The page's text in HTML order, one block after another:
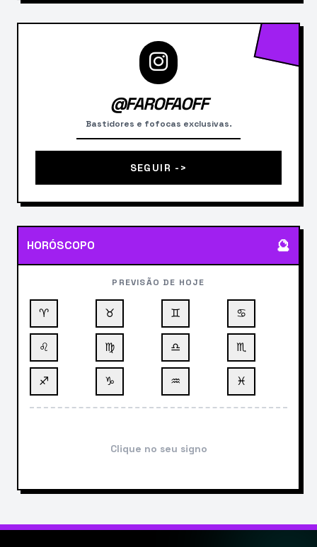
@FAROFAOFF
Bastidores e fofocas exclusivas.
SEGUIR ->
HORÓSCOPO 🔮
PREVISÃO DE HOJE
♈ ♉ ♊ ♋
♌ ♍ ♎ ♏
♐ ♑ ♒ ♓
Clique no seu signo